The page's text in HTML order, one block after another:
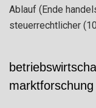
Ablauf (Ende
steuerrechtlicher
marktforschung